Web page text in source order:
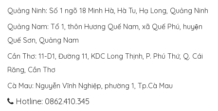
Quảng Ninh: Số 1 ngõ 18 Minh Hà, Hà Tu, Hạ Long, Quảng Ninh
Quảng Nam: Tổ 1, thôn Hương Quế Nam, xã Quế Phú, huyện
Quế Sơn, Quảng Nam
Cần Thơ: 11-D1, Đường 11, KDC Long Thịnh, P. Phú Thứ, Q. Cái
Răng, Cần Thơ
Cà Mau: Nguyễn Vĩnh Nghiệp, phường 1, Tp.Cà Mau
Hotline: 0862.410.345